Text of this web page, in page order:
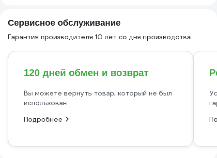
Сервисное обслуживание
Гарантия производителя 10 лет со дня производства
120 дней обмен и возврат
Вы можете вернуть товар, который не был
использован
Подробнее